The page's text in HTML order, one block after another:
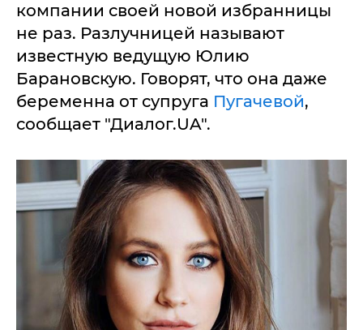
компании своей новой избранницы
не раз. Разлучницей называют
известную ведущую Юлию
Барановскую. Говорят, что она даже
беременна от супруга Пугачевой,
сообщает "Диалог.UA".